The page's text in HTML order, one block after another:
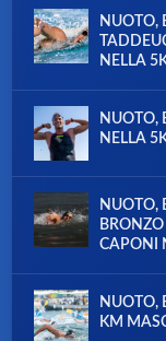
NUOTO,
NELLA
NUOTO,
NELLA
NUOTO,
CAPONI
NUOTO,
KM